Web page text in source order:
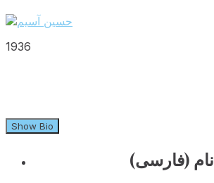
1936
Show Bio
نام (فارسی)